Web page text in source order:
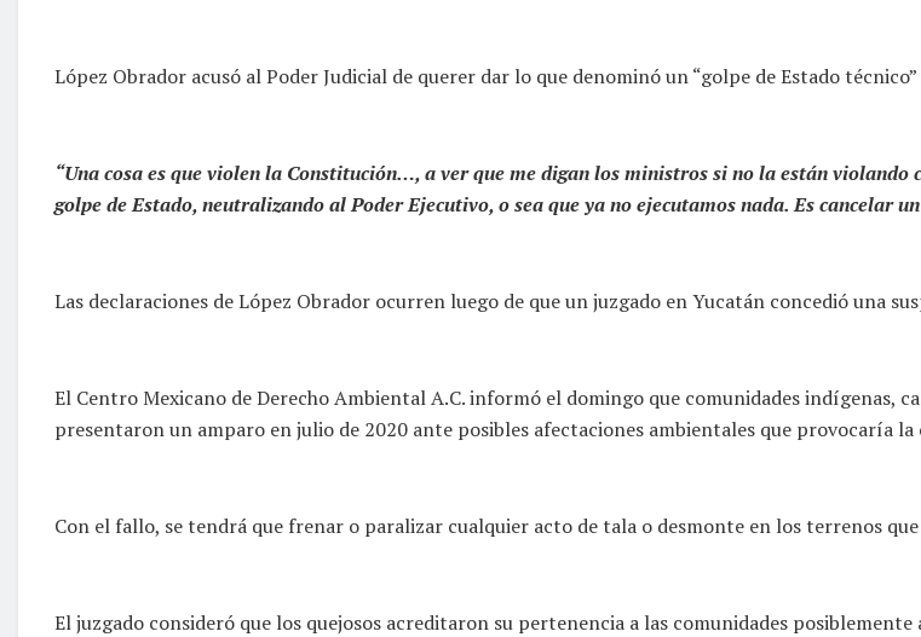
López Obrador acusó al Poder Judicial de querer dar lo que denominó un “golpe de Estado
“Una cosa es que violen la Constitución…, a ver que me digan los ministros si no la están
golpe de Estado, neutralizando al Poder Ejecutivo, o sea que ya no ejecutamos nada. Es cancelar
Las declaraciones de López Obrador ocurren luego de que un juzgado en Yucatán concedió una
El Centro Mexicano de Derecho Ambiental A.C. informó el domingo que comunidades indígenas,
presentaron un amparo en julio de 2020 ante posibles afectaciones ambientales que provocaría
Con el fallo, se tendrá que frenar o paralizar cualquier acto de tala o desmonte en los terrenos
El juzgado consideró que los quejosos acreditaron su pertenencia a las comunidades